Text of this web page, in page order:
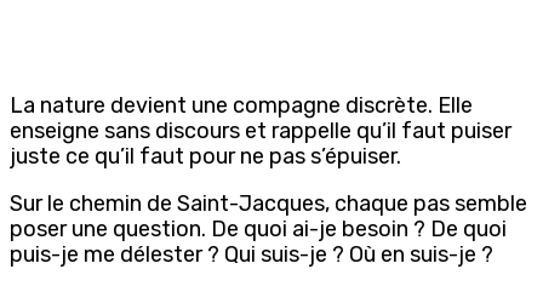
La nature devient une compagne discrète. Elle
enseigne sans discours et rappelle qu’il faut puiser
juste ce qu’il faut pour ne pas s’épuiser.
Sur le chemin de Saint-Jacques, chaque pas semble
poser une question. De quoi ai-je besoin ? De quoi
puis-je me délester ? Qui suis-je ? Où en suis-je ?